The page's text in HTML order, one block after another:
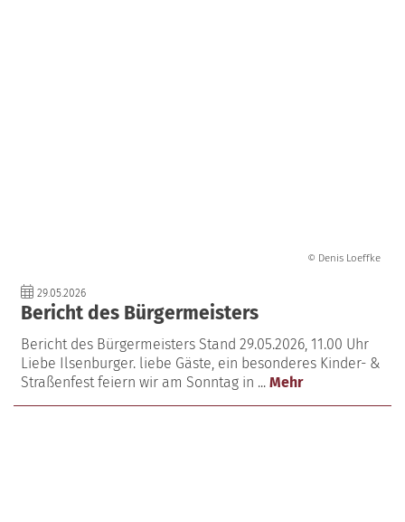
© Denis Loeffke
29.05.2026
Bericht des Bürgermeisters
Bericht des Bürgermeisters Stand 29.05.2026, 11.00 Uhr
Liebe Ilsenburger. liebe Gäste, ein besonderes Kinder- &
Straßenfest feiern wir am Sonntag in ... Mehr